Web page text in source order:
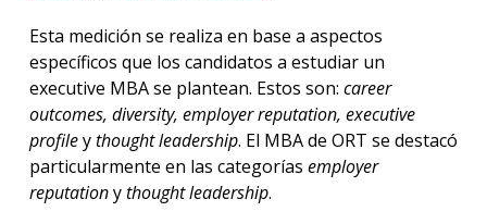
Esta medición se realiza en base a aspectos
específicos que los candidatos a estudiar un
executive MBA se plantean. Estos son: career
outcomes, diversity, employer reputation, executive
profileythought leadership. El MBA de ORT se destacó
particularmente en las categorías employer
reputationythought leadership.